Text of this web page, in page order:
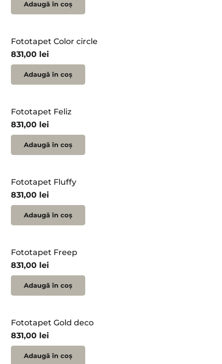
Adaugă în coș
Fototapet Color circle
831,00 lei
Adaugă în coș
Fototapet Feliz
831,00 lei
Adaugă în coș
Fototapet Fluffy
831,00 lei
Adaugă în coș
Fototapet Freep
831,00 lei
Adaugă în coș
Fototapet Gold deco
831,00 lei
Adaugă în coș